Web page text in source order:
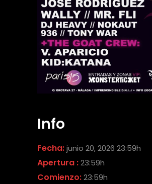
Info
Fecha:junio 20, 2026 23:59h
Apertura :23:59h
Comienzo:23:59h